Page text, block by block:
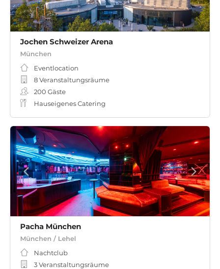
Jochen Schweizer Arena
München
Eventlocation
8 Veranstaltungsräume
200 Gäste
Hauseigenes Catering
Pacha München
München / Lehel
Nachtclub
3 Veranstaltungsräume